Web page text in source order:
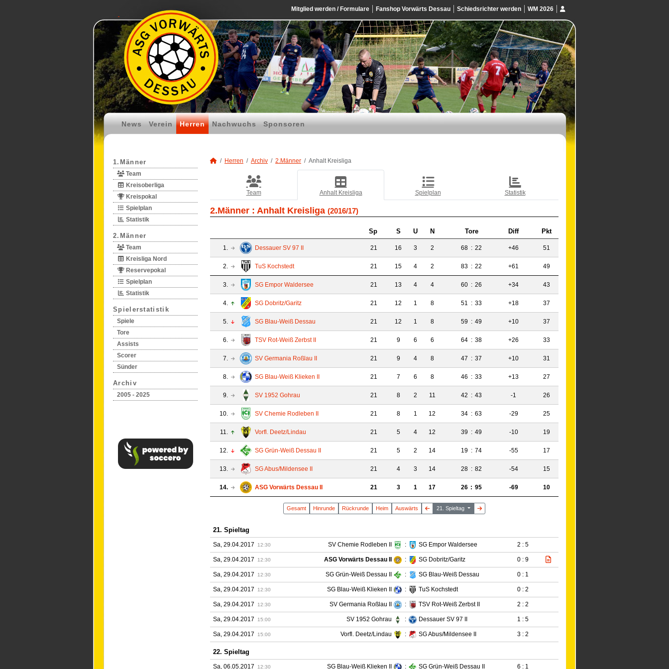
Mitglied werden / Formulare Fanshop Vorwärts Dessau Schiedsrichter werden WM 2026
News Verein Herren Nachwuchs Sponsoren
1.Männer
Team
Kreisoberliga
Kreispokal
Spielplan
Statistik
2.Männer
Team
Kreisliga Nord
Reservepokal
Spielplan
Statistik
Spielerstatistik
Spiele
Tore
Assists
Scorer
Sünder
Archiv
2005 - 2025
Herren Archiv 2.Männer Anhalt Kreisliga
Team Anhalt Kreisliga Spielplan Statistik
2.Männer : Anhalt Kreisliga (2016/17)
Sp S U N Tore Diff Pkt
1. Dessauer SV 97 II 21 16 3 2 68 : 22 +46 51
2. TuS Kochstedt 21 15 4 2 83 : 22 +61 49
3. SG Empor Waldersee 21 13 4 4 60 : 26 +34 43
4. SG Dobritz/Garitz 21 12 1 8 51 : 33 +18 37
5. SG Blau-Weiß Dessau 21 12 1 8 59 : 49 +10 37
6. TSV Rot-Weiß Zerbst II 21 9 6 6 64 : 38 +26 33
7. SV Germania Roßlau II 21 9 4 8 47 : 37 +10 31
8. SG Blau-Weiß Klieken II 21 7 6 8 46 : 33 +13 27
9. SV 1952 Gohrau 21 8 2 11 42 : 43 -1 26
10. SV Chemie Rodleben II 21 8 1 12 34 : 63 -29 25
11. Vorfl. Deetz/Lindau 21 5 4 12 39 : 49 -10 19
12. SG Grün-Weiß Dessau II 21 5 2 14 19 : 74 -55 17
13. SG Abus/Mildensee II 21 4 3 14 28 : 82 -54 15
14. ASG Vorwärts Dessau II 21 3 1 17 26 : 95 -69 10
Gesamt Hinrunde Rückrunde Heim Auswärts 21. Spieltag
21. Spieltag
Sa, 29.04.2017 12:30 SV Chemie Rodleben II : SG Empor Waldersee 2 : 5
Sa, 29.04.2017 12:30 ASG Vorwärts Dessau II : SG Dobritz/Garitz 0 : 9
Sa, 29.04.2017 12:30 SG Grün-Weiß Dessau II : SG Blau-Weiß Dessau 0 : 1
Sa, 29.04.2017 12:30 SG Blau-Weiß Klieken II : TuS Kochstedt 0 : 2
Sa, 29.04.2017 12:30 SV Germania Roßlau II : TSV Rot-Weiß Zerbst II 2 : 2
Sa, 29.04.2017 15:00 SV 1952 Gohrau : Dessauer SV 97 II 1 : 5
Sa, 29.04.2017 15:00 Vorfl. Deetz/Lindau : SG Abus/Mildensee II 3 : 2
22. Spieltag
Sa, 06.05.2017 12:30 SG Blau-Weiß Klieken II : SG Grün-Weiß Dessau II 6 : 1